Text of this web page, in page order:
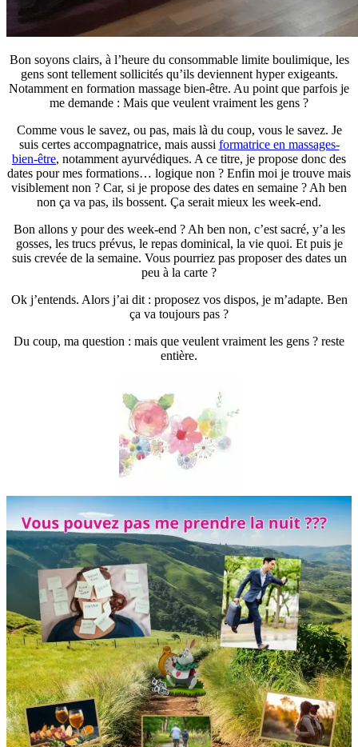
Bon soyons clairs, à l’heure du consommable limite boulimique, les
gens sont tellement sollicités qu’ils deviennent hyper exigeants.
Notamment en formation massage bien-être. Au point que parfois je
me demande : Mais que veulent vraiment les gens ?
Comme vous le savez, ou pas, mais là du coup, vous le savez. Je
suis certes accompagnatrice, mais aussi formatrice en massages-
bien-être, notamment ayurvédiques. A ce titre, je propose donc des
dates pour mes formations… logique non ? Enfin moi je trouve mais
visiblement non ? Car, si je propose des dates en semaine ? Ah ben
non ça va pas, ils bossent. Ça serait mieux les week-end.
Bon allons y pour des week-end ? Ah ben non, c’est sacré, y’a les
gosses, les trucs prévus, le repas dominical, la vie quoi. Et puis je
suis crevée de la semaine. Vous pourriez pas proposer des dates un
peu à la carte ?
Ok j’entends. Alors j’ai dit : proposez vos dispos, je m’adapte. Ben
ça va toujours pas ?
Du coup, ma question : mais que veulent vraiment les gens ? reste
entière.